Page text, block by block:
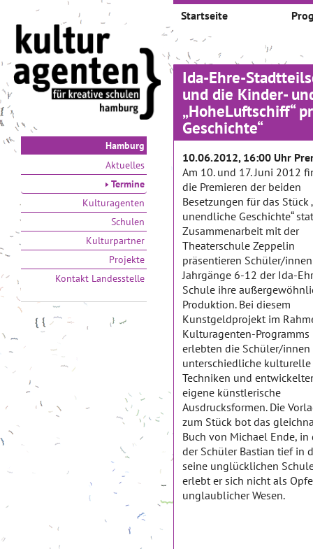
Hamburg
Aktuelles
Termine
Kulturagenten
Schulen
Kulturpartner
Projekte
Kontakt Landesstelle
Startseite
Ida-Ehre-
und die Kinder-
„HoheLuftschiff“
Geschichte“
10.06.2012, 16:00 Uhr
Am 10. und 17. Juni 2012
die Premieren der beiden
Besetzungen für das Stück
unendliche Geschichte“
Zusammenarbeit mit der
Theaterschule Zeppelin
präsentieren Schüler/
Jahrgänge 6-12 der Ida-
Schule ihre
Produktion. Bei diesem
Kunstgeldprojekt im
Kulturagenten-Programms
erlebten die Schüler/innen
unterschiedliche kulturelle
Techniken und
eigene künstlerische
Ausdrucksformen. Die
zum Stück bot das
Buch von Michael Ende, in
der Schüler Bastian tief in
seine unglücklichen
erlebt er sich nicht als
unglaublicher Wesen.